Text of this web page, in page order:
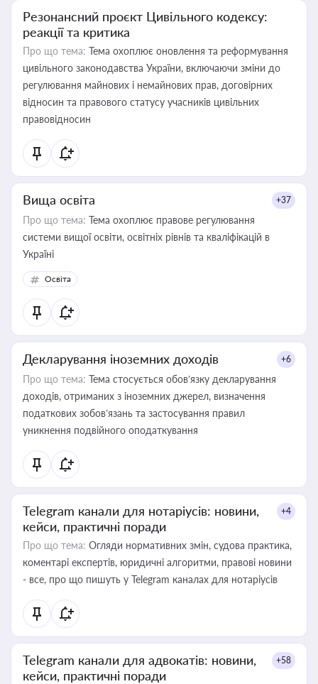
Резонансний проєкт Цивільного кодексу:
реакції та критика
Про що тема: Тема охоплює оновлення та реформування
цивільного законодавства України, включаючи зміни до
регулювання майнових і немайнових прав, договірних
відносин та правового статусу учасників цивільних
правовідносин
Вища освіта +37
Про що тема: Тема охоплює правове регулювання
системи вищої освіти, освітніх рівнів та кваліфікацій в
Україні
Освіта
Декларування іноземних доходів +6
Про що тема: Тема стосується обов’язку декларування
доходів, отриманих з іноземних джерел, визначення
податкових зобов’язань та застосування правил
уникнення подвійного оподаткування
Telegram канали для нотаріусів: новини,
кейси, практичні поради
+4
Про що тема: Огляди нормативних змін, судова практика,
коментарі експертів, юридичні алгоритми, правові новини
- все, про що пишуть у Telegram каналах для нотаріусів
Telegram канали для адвокатів: новини,
кейси, практичні поради
+58